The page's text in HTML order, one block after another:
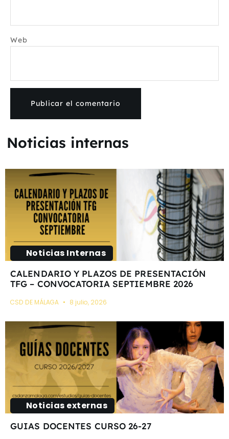
Web
Noticias internas
Noticias Internas
CALENDARIO Y PLAZOS DE PRESENTACIÓN
TFG – CONVOCATORIA SEPTIEMBRE 2026
CSD DE MÁLAGA 8 julio, 2026
Noticias externas
GUIAS DOCENTES CURSO 26-27